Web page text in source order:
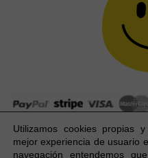
Utilizamos cookies propias
mejor experiencia de usuario
navegación entendemos